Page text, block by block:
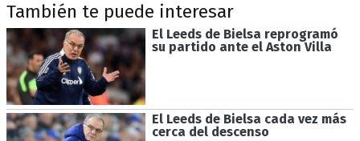
También te puede interesar
El Leeds de Bielsa reprogramó
su partido ante el Aston Villa
El Leeds de Bielsa cada vez más
cerca del descenso